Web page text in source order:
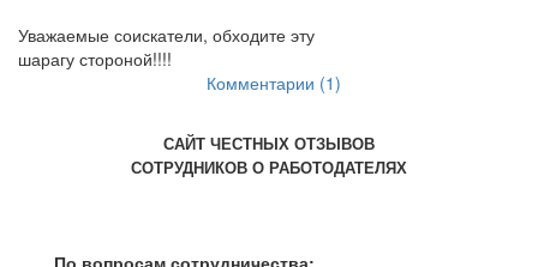
Уважаемые соискатели, обходите эту
шарагу стороной!!!!
Комментарии (1)
САЙТ ЧЕСТНЫХ ОТЗЫВОВ
СОТРУДНИКОВ О РАБОТОДАТЕЛЯХ
По вопросам сотрудничества: